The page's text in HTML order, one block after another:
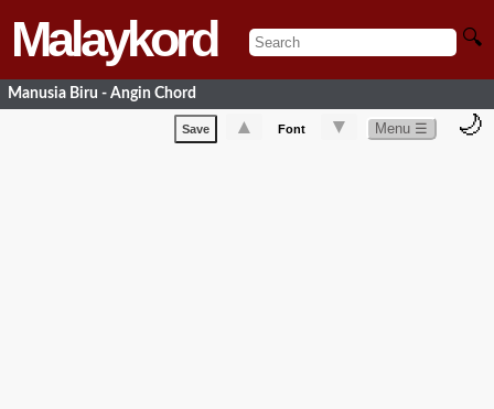
Malaykord 🔍
Manusia Biru - Angin Chord
Save ▲ Font ▼ Menu ☰ 🌙